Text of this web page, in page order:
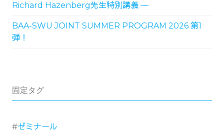
Richard Hazenberg先生特別講義 ―
BAA-SWU JOINT SUMMER PROGRAM 2026 第1
弾！
固定タグ
ゼミナール